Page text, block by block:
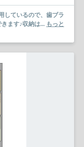
しているので、歯ブラ
ます♪収納は... もっと